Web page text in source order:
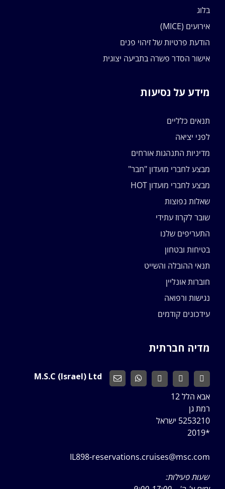
בלוג
אירועים (MICE)
הודעת פרטיות של זיהוי פנים
אישור הסדר פשרה בתביעה יצוגית
מידע על נסיעות
תנאים כלליים
לפני יציאה
מדיניות התנהגות אורחים
מבצע לחברי מועדון "חבר"
מבצע לחברי מועדון HOT
שאלות נפוצות
שובר לקרוז עתידי
התעריפים שלנו
בטיחות ובטחון
תנאי ההובלה והשייט
חוברות אונליין
נגישות ורפואה
עידכונים קודמים
מדיה חברתית
M.S.C (Israel) Ltd
אבא הלל 12
רמת גן
5253210 ישראל
*2019
IL898-reservations.cruises@msc.com
שעות פעילות: